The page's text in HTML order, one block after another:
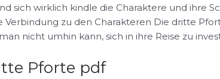
sich wirklich kindle die Charaktere und ihre
Verbindung zu den Charakteren Die dritte
nicht umhin kann, sich in ihre Reise zu
Pforte pdf